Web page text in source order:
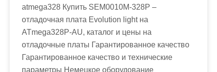
atmega328 Купить SEM0010M-328P –
отладочная плата Evolution light на
ATmega328P-AU, каталог и цены на
отладочные платы Гарантированное качество
Гарантированное качество и технические
параметры Немецкое оборудование